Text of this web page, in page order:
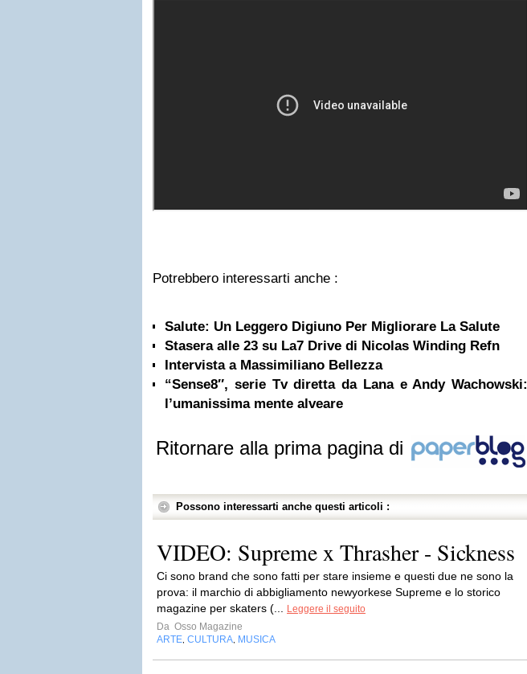
Potrebbero interessarti anche :
Salute: Un Leggero Digiuno Per Migliorare La Salute
Stasera alle 23 su La7 Drive di Nicolas Winding Refn
Intervista a Massimiliano Bellezza
“Sense8″, serie Tv diretta da Lana e Andy Wachowski:
l’umanissima mente alveare
Ritornare alla prima pagina di
Possono interessarti anche questi articoli :
VIDEO: Supreme x Thrasher - Sickness
Ci sono brand che sono fatti per stare insieme e questi due ne sono la
prova: il marchio di abbigliamento newyorkese Supreme e lo storico
magazine per skaters (...
Leggere il seguito
Da Osso Magazine
ARTE CULTURA MUSICA